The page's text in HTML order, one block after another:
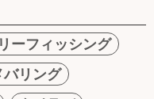
ーフィッシング
バリング